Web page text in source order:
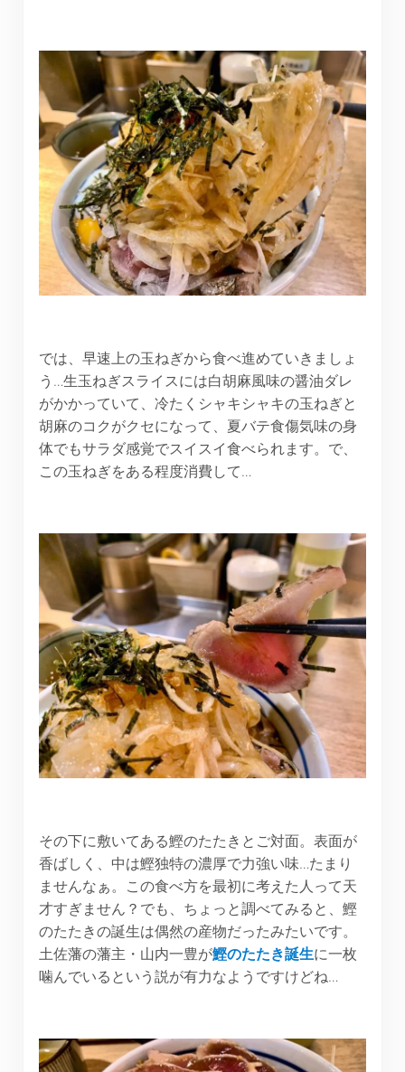
では、早速上の玉ねぎから食べ進めていきましょ
う…生玉ねぎスライスには白胡麻風味の醤油ダレ
がかかっていて、冷たくシャキシャキの玉ねぎと
胡麻のコクがクセになって、夏バテ食傷気味の身
体でもサラダ感覚でスイスイ食べられます。で、
この玉ねぎをある程度消費して…
その下に敷いてある鰹のたたきとご対面。表面が
香ばしく、中は鰹独特の濃厚で力強い味…たまり
ませんなぁ。この食べ方を最初に考えた人って天
才すぎません？でも、ちょっと調べてみると、鰹
のたたきの誕生は偶然の産物だったみたいです。
土佐藩の藩主・山内一豊が鰹のたたき誕生に一枚
噛んでいるという説が有力なようですけどね…